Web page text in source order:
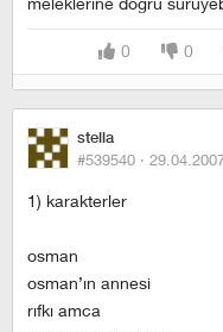
0 0
stella
#539540 ·
1) karakterler
osman
osman’ın annesi
rıfkı amca